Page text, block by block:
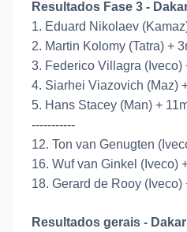
Resultados Fase 3 -
1. Eduard Nikolaev
2. Martin Kolomy (Tatra) +
3. Federico Villagra (Iveco)
4. Siarhei Viazovich (Maz)
5. Hans Stacey (Man) +
-----------
12. Ton van Genugten
16. Wuf van Ginkel (Iveco)
18. Gerard de Rooy (Iveco)
Resultados gerais -